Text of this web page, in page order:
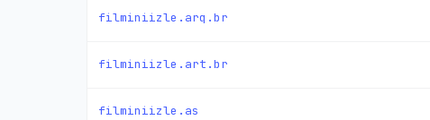
filminiizle.arq.br
filminiizle.art.br
filminiizle.as